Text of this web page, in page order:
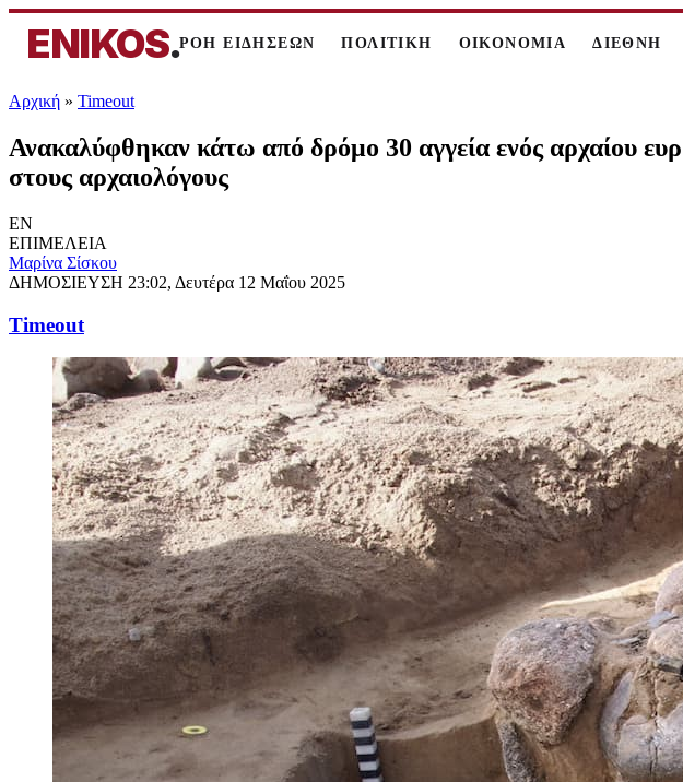
ENIKOS.ΡΟΗ ΕΙΔΗΣΕΩΝ ΠΟΛΙΤΙΚΗ ΟΙΚΟΝΟΜΙΑ ΔΙΕΘΝΗ
Αρχική » Timeout
Ανακαλύφθηκαν κάτω από δρόμο 30 αγγεία ενός αρχαίου
στους αρχαιολόγους
EN
ΕΠΙΜΕΛΕΙΑ
Μαρίνα Σίσκου
ΔΗΜΟΣΙΕΥΣΗ 23:02, Δευτέρα 12 Μαΐου 2025
Timeout